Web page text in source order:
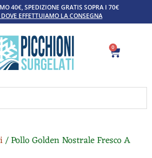
40€, SPEDIZIONE GRATIS SOPRA I 70€
EFFETTUIAMO LA CONSEGNA
0
/ Pollo Golden Nostrale Fresco A